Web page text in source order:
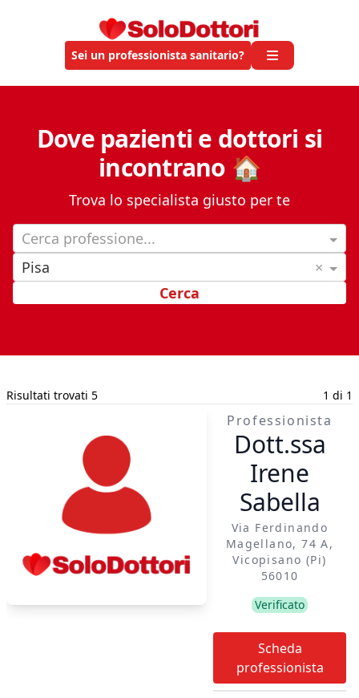
Sei un professionista sanitario?
Dove pazienti e dottori si
incontrano 🏠
Trova lo specialista giusto per te
Cerca professione...
Pisa
×
Cerca
Risultati trovati 5 1 di 1
Professionista
Dott.ssa
Irene
Sabella
Via Ferdinando
Magellano, 74 A,
Vicopisano (pi)
56010
Verificato
Scheda
professionista